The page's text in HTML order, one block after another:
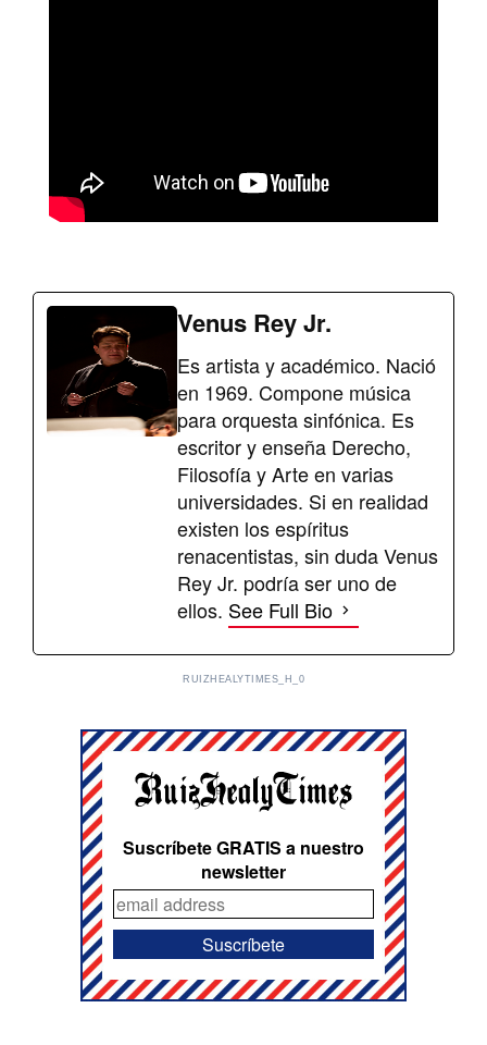
Venus Rey Jr.
Es artista y académico. Nació
en 1969. Compone música
para orquesta sinfónica. Es
escritor y enseña Derecho,
Filosofía y Arte en varias
universidades. Si en realidad
existen los espíritus
renacentistas, sin duda Venus
Rey Jr. podría ser uno de
ellos. See Full Bio
RUIZHEALYTIMES_H_0
Suscríbete GRATIS a nuestro
newsletter